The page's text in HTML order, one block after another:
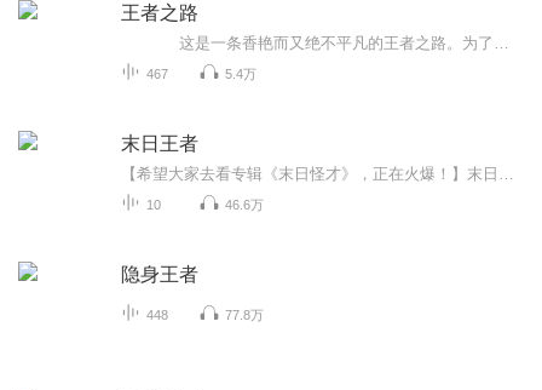
王者之路
467 5.4万
末日王者
10 46.6万
隐身王者
448 77.8万